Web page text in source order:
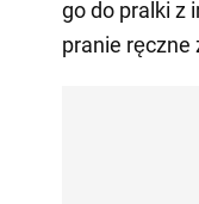
go do pralki z
pranie ręczne